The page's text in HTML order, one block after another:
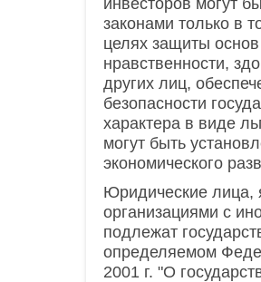
инвесторов могут
законами только в
целях защиты основ
нравственности,
других лиц,
безопасности
характера в виде
могут быть
экономического
Юридические лица,
организациями с
подлежат
определяемом
2001 г. "О